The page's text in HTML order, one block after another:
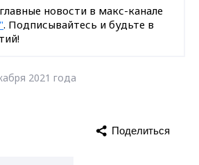
новости в макс-канале
. Подписывайтесь и будьте в
2021 года
Поделиться